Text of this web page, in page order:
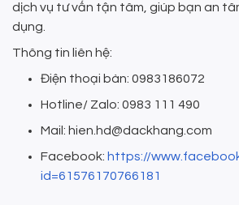
dịch vụ tư vấn tận tâm, giúp bạn an
dụng.
Thông tin liên hệ:
Điện thoại bàn: 0983186072
Hotline/ Zalo: 0983 111 490
Mail: hien.hd@dackhang.com
Facebook: https://
id=61576170766181